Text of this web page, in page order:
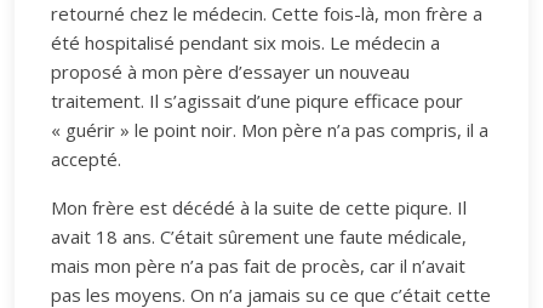
retourné chez le médecin. Cette fois-là, mon frère a
été hospitalisé pendant six mois. Le médecin a
proposé à mon père d’essayer un nouveau
traitement. Il s’agissait d’une piqure efficace pour
« guérir » le point noir. Mon père n’a pas compris, il a
accepté.
Mon frère est décédé à la suite de cette piqure. Il
avait 18 ans. C’était sûrement une faute médicale,
mais mon père n’a pas fait de procès, car il n’avait
pas les moyens. On n’a jamais su ce que c’était cette